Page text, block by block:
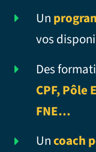
Un
vos
Des
CPF, Pôle
FNE…
Uncoach